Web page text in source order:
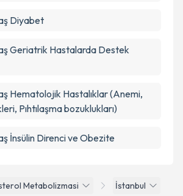
Metabolizmasi
İstanbul
Diyabet
Geriatrik Hastalarda Destek
Hematolojik Hastalıklar (Anemi,
Pıhtılaşma bozuklukları)
İnsülin Direnci ve Obezite